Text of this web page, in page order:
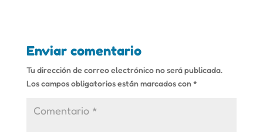
Enviar comentario
Tu dirección de correo electrónico no será publicada.
Los campos obligatorios están marcados con*